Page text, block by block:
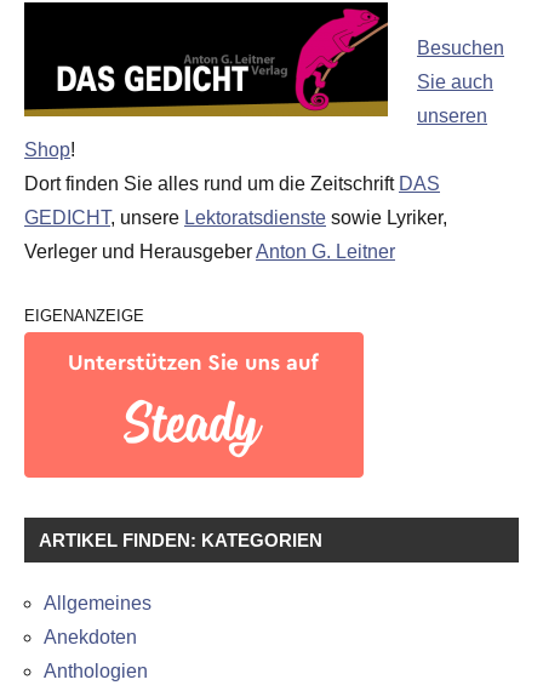
Besuchen
Sie auch
unseren
Shop!
Dort finden Sie alles rund um die Zeitschrift DAS
GEDICHT, unsere Lektoratsdienste sowie Lyriker,
Verleger und HerausgeberAnton G. Leitner
EIGENANZEIGE
ARTIKEL FINDEN: KATEGORIEN
Allgemeines
Anekdoten
Anthologien